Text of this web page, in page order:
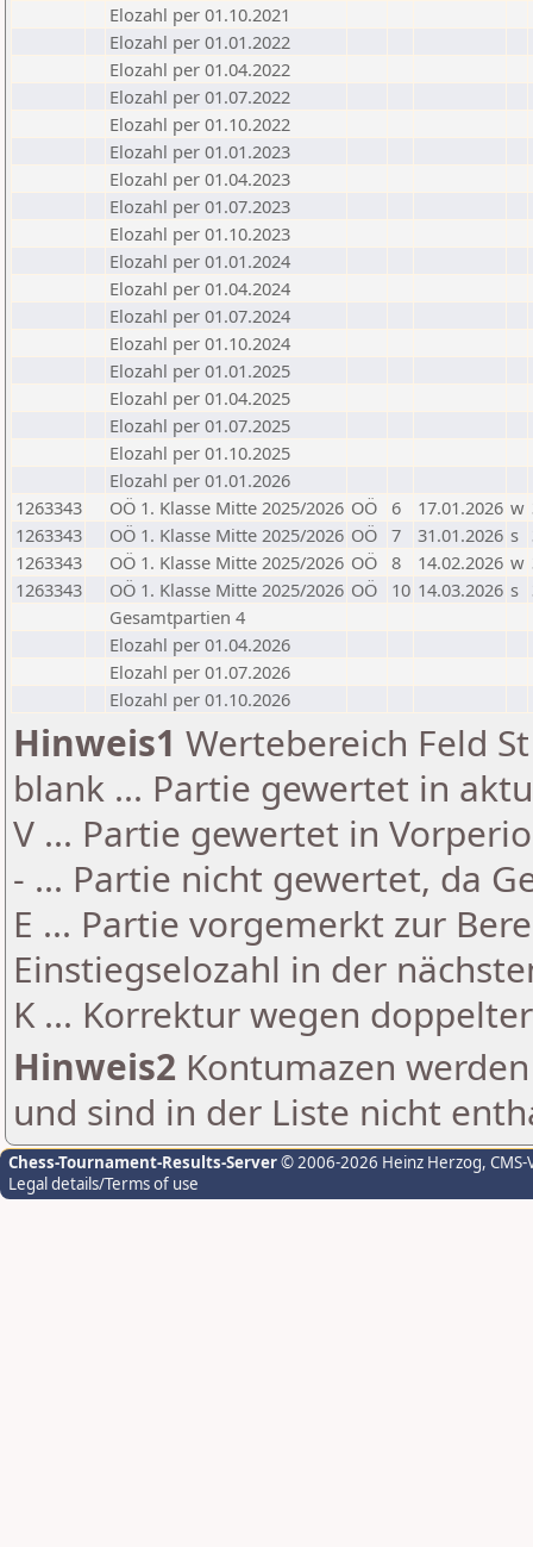
Elozahl per 01.10.2021
Elozahl per 01.01.2022
Elozahl per 01.04.2022
Elozahl per 01.07.2022
Elozahl per 01.10.2022
Elozahl per 01.01.2023
Elozahl per 01.04.2023
Elozahl per 01.07.2023
Elozahl per 01.10.2023
Elozahl per 01.01.2024
Elozahl per 01.04.2024
Elozahl per 01.07.2024
Elozahl per 01.10.2024
Elozahl per 01.01.2025
Elozahl per 01.04.2025
Elozahl per 01.07.2025
Elozahl per 01.10.2025
Elozahl per 01.01.2026
1263343
OÖ 1. Klasse Mitte 2025/2026 OÖ 6 17.01.2026 w
1263343
OÖ 1. Klasse Mitte 2025/2026 OÖ 7 31.01.2026 s
1263343
OÖ 1. Klasse Mitte 2025/2026 OÖ 8 14.02.2026 w
1263343
OÖ 1. Klasse Mitte 2025/2026 OÖ 10 14.03.2026 s
Gesamtpartien 4
Elozahl per 01.04.2026
Elozahl per 01.07.2026
Elozahl per 01.10.2026
Hinweis1 Wertebereich Feld
blank ... Partie gewertet in
V ... Partie gewertet in
- ... Partie nicht gewertet, da
E ... Partie vorgemerkt zur
Einstiegselozahl in der
K ... Korrektur wegen
Hinweis2 Kontumazen
und sind in der Liste nicht
Chess-Tournament-Results-Server© 2006-2026 Heinz Herzog,
Legal details/Terms of use